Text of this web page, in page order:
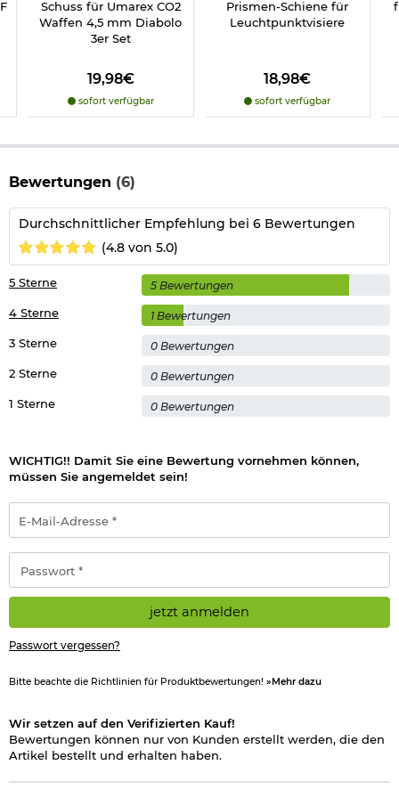
Kaliber: 4,5 mm Diabolo
Munition: Diabolos im Kaliber 4,5 mm
Abzug: Single- und
Magazin: 8-Schuss-Trommelmagazin
Abzugssicherung
Schlagbolzensicherung
Lauf:gezogener Lauf
Lauflänge: 114,6 mm
Ausführung: vernickelt mit Holzgriffschalen
Material: Vollmetall
Material Griffschalen: Echtholz
Marke: Beretta
Hersteller: Umarex
Gleich mitbestellen: Zum Betrieb werden noch eine 12g CO2
Kapsel und Diabolos im Kaliber 4,5 mm benötigt.
Wichtige waffenrechtliche Informationen:
anklicken)
Umgang mit Druckluft-, Federdruckwaffen und CO2-Waffen
Herstellerinformationen
Verantwortliche Person für die EU
Schuss für Umarex CO2
Waffen 4,5 mm Diabolo
3er Set
19,98€
sofort verfügbar
Prismen-Schiene für
Leuchtpunktvisiere
18,98€
sofort verfügbar
Bewertungen (6)
Durchschnittlicher Empfehlung bei 6 Bewertungen
(4.8 von 5.0)
1 Sterne 0 Bewertungen
2 Sterne 0 Bewertungen
3 Sterne 0 Bewertungen
4 Sterne 1 Bewertungen
5 Sterne 5 Bewertungen
WICHTIG!! Damit Sie eine Bewertung vornehmen können,
müssen Sie angemeldet sein!
Mail-
Adresse
*
jetzt anmelden
Passwort vergessen?
Bitte beachte die Richtlinien für Produktbewertungen! »Mehr dazu
Wir setzen auf den Verifizierten Kauf!
Bewertungen können nur von Kunden erstellt werden, die den
Artikel bestellt und erhalten haben.